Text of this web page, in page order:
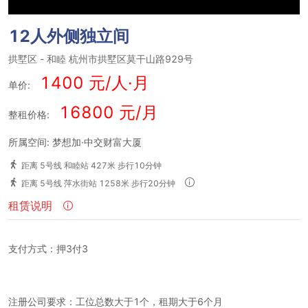
12人外侧独立间
拱墅区 - 和睦 杭州市拱墅区莫干山路929号
单价: 1400 元/人·月
整租价格: 16800 元/月
所属空间: 梦想加·中交财富大厦
距离 5号线 和睦站 427米 步行10分钟
距离 5号线 萍水街站 1258米 步行20分钟
租赁说明
支付方式：押3付3
注册公司要求：工位总数大于1个，租期大于6个月